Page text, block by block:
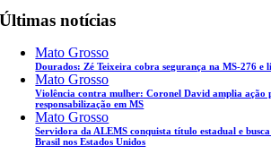
Últimas notícias
Mato Grosso
Dourados: Zé Teixeira cobra segurança na MS-276 e
Mato Grosso
Violência contra mulher: Coronel David amplia ação
responsabilização em MS
Mato Grosso
Servidora da ALEMS conquista título estadual e
Brasil nos Estados Unidos